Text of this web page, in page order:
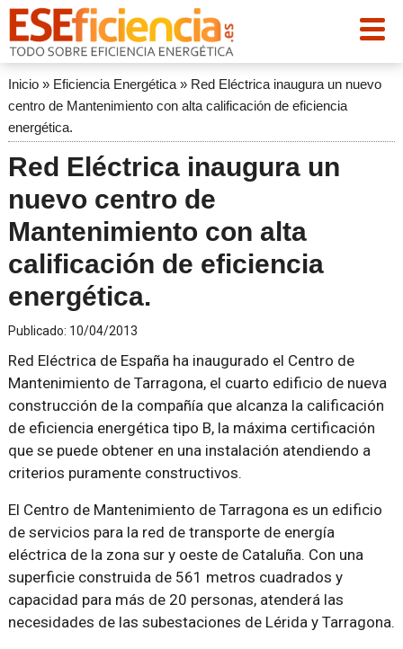
Inicio» Eficiencia Energética» Red Eléctrica inaugura un nuevo
centro de Mantenimiento con alta calificación de eficiencia
energética.
Red Eléctrica inaugura un
nuevo centro de
Mantenimiento con alta
calificación de eficiencia
energética.
Publicado: 10/04/2013
Red Eléctrica de España ha inaugurado el Centro de
Mantenimiento de Tarragona, el cuarto edificio de nueva
construcción de la compañía que alcanza la calificación
de eficiencia energética tipo B, la máxima certificación
que se puede obtener en una instalación atendiendo a
criterios puramente constructivos.
El Centro de Mantenimiento de Tarragona es un edificio
de servicios para la red de transporte de energía
eléctrica de la zona sur y oeste de Cataluña. Con una
superficie construida de 561 metros cuadrados y
capacidad para más de 20 personas, atenderá las
necesidades de las subestaciones de Lérida y Tarragona.